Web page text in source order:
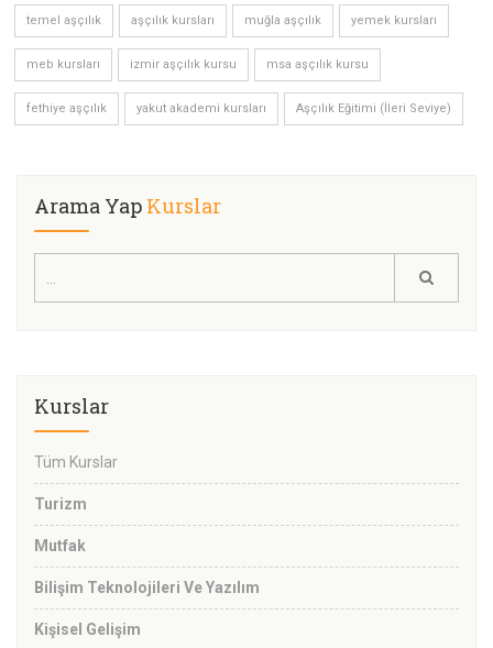
temel aşçılık aşçılık kursları muğla aşçılık yemek kursları
meb kursları izmir aşçılık kursu msa aşçılık kursu
fethiye aşçılık yakut akademi kursları Aşçılık Eğitimi (İleri Seviye)
Arama Yap Kurslar
Kurslar
Tüm Kurslar
Turizm
Mutfak
Bilişim Teknolojileri Ve Yazılım
Kişisel Gelişim